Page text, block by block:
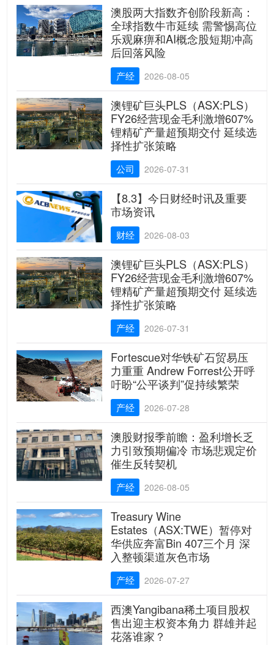
澳股两大指数齐创阶段新高：
全球指数牛市延续 需警惕高位
乐观麻痹和AI概念股短期冲高
后回落风险
产经 2026-08-05
澳锂矿巨头PLS（ASX:PLS）
FY26经营现金毛利激增607%
锂精矿产量超预期交付 延续选
择性扩张策略
公司 2026-07-31
【8.3】今日财经时讯及重要
市场资讯
财经 2026-08-03
澳锂矿巨头PLS（ASX:PLS）
FY26经营现金毛利激增607%
锂精矿产量超预期交付 延续选
择性扩张策略
产经 2026-07-31
Fortescue对华铁矿石贸易压
力重重 Andrew Forrest公开呼
吁盼“公平谈判”促持续繁荣
产经 2026-07-28
澳股财报季前瞻：盈利增长乏
力引致预期偏冷 市场悲观定价
催生反转契机
产经 2026-08-05
Treasury Wine
Estates（ASX:TWE）暂停对
华供应奔富Bin 407三个月 深
入整顿渠道灰色市场
产经 2026-07-27
西澳Yangibana稀土项目股权
售出迎主权资本角力 群雄并起
花落谁家？